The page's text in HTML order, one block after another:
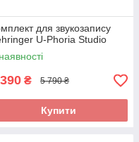
для звукозапису
U-Phoria Studio
₴ 5 790 ₴
Купити